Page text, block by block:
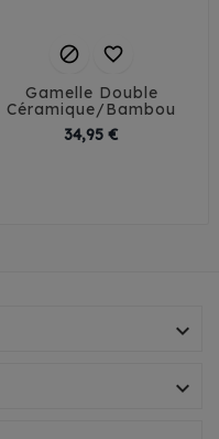
 
Gamelle Double
Céramique/Bambou
34,95 €

